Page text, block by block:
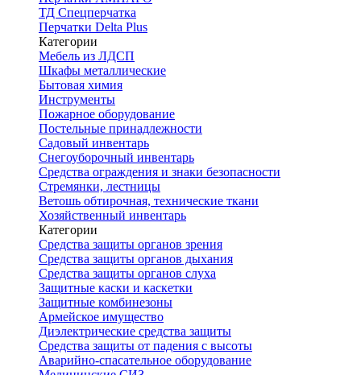
ТД Спецперчатка
Перчатки Delta Plus
Категории
Мебель из ЛДСП
Шкафы металлические
Бытовая химия
Инструменты
Пожарное оборудование
Постельные принадлежности
Садовый инвентарь
Снегоуборочный инвентарь
Средства ограждения и знаки безопасности
Стремянки, лестницы
Ветошь обтирочная, технические ткани
Хозяйственный инвентарь
Категории
Средства защиты органов зрения
Средства защиты органов дыхания
Средства защиты органов слуха
Защитные каски и каскетки
Защитные комбинезоны
Армейское имущество
Диэлектрические средства защиты
Средства защиты от падения с высоты
Аварийно-спасательное оборудование